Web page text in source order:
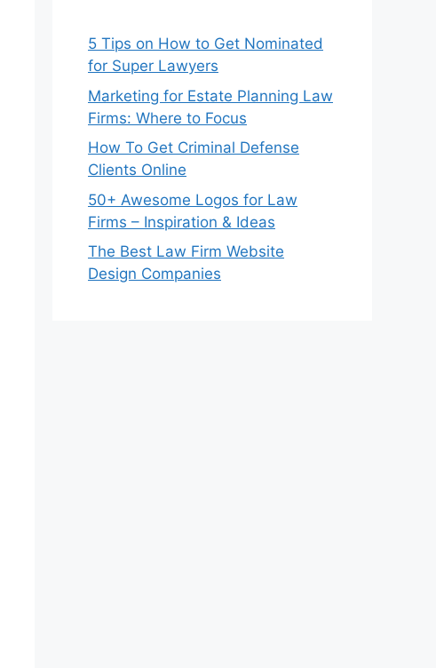
5 Tips on How to Get Nominated
for Super Lawyers
Marketing for Estate Planning Law
Firms: Where to Focus
How To Get Criminal Defense
Clients Online
50+ Awesome Logos for Law
Firms – Inspiration & Ideas
The Best Law Firm Website
Design Companies